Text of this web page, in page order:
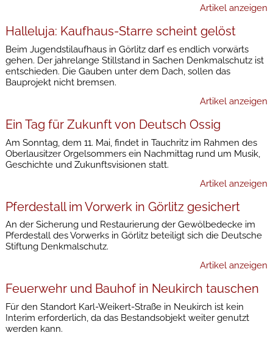
Artikel anzeigen
Halleluja: Kaufhaus-Starre scheint gelöst
Beim Jugendstilaufhaus in Görlitz darf es endlich vorwärts
gehen. Der jahrelange Stillstand in Sachen Denkmalschutz ist
entschieden. Die Gauben unter dem Dach, sollen das
Bauprojekt nicht bremsen.
Artikel anzeigen
Ein Tag für Zukunft von Deutsch Ossig
Am Sonntag, dem 11. Mai, findet in Tauchritz im Rahmen des
Oberlausitzer Orgelsommers ein Nachmittag rund um Musik,
Geschichte und Zukunftsvisionen statt.
Artikel anzeigen
Pferdestall im Vorwerk in Görlitz gesichert
An der Sicherung und Restaurierung der Gewölbedecke im
Pferdestall des Vorwerks in Görlitz beteiligt sich die Deutsche
Stiftung Denkmalschutz.
Artikel anzeigen
Feuerwehr und Bauhof in Neukirch tauschen
Für den Standort Karl-Weikert-Straße in Neukirch ist kein
Interim erforderlich, da das Bestandsobjekt weiter genutzt
werden kann.